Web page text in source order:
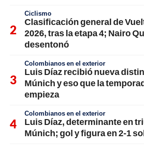
Ciclismo
Clasificación general de
2026, tras la etapa 4; Nairo
desentonó
Colombianos en el exterior
Luis Díaz recibió nueva
Múnich y eso que la
empieza
Colombianos en el exterior
Luis Díaz, determinante en
Múnich; gol y figura en 2-1